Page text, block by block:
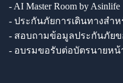
- AI Master Room by Asinlife
- ประกันภัยการเดินทางสำ
- สอบถามข้อมูลประกันภัยข
- อบรมขอรับต่อบัตรนายหน้